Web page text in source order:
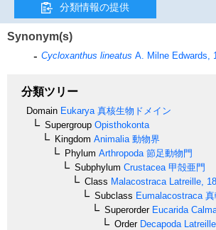
分類情報の提供
Synonym(s)
Cycloxanthus lineatus A. Milne Edwards,
分類ツリー
Domain Eukarya 真核生物ドメイン
Supergroup Opisthokonta
Kingdom Animalia 動物界
Phylum Arthropoda 節足動物門
Subphylum Crustacea 甲殻亜門
Class Malacostraca Latreille,
Subclass Eumalacostraca
SuperorderEucarida
OrderDecapoda